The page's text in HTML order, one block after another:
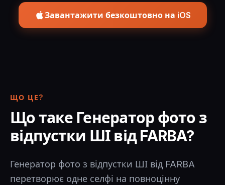
Завантажити безкоштовно на iOS
ЩО ЦЕ?
Що таке Генератор фото з
відпустки ШІ від FARBA?
Генератор фото з відпустки ШІ від FARBA
перетворює одне селфі на повноцінну